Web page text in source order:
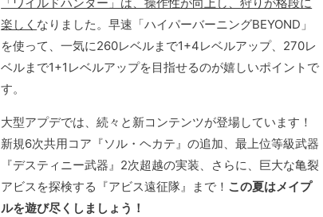
楽しく なりました。早速「ハイパーバーニングBEYOND」
を使って、一気に260レベルまで1+4レベルアップ、270レ
ベルまで1+1レベルアップを目指せるのが嬉しいポイントで
す。
大型アプデでは、続々と新コンテンツが登場しています！
新規6次共用コア『ソル・ヘカテ』の追加、最上位等級武器
『デスティニー武器』2次超越の実装、さらに、巨大な亀裂
アビスを探検する『アビス遠征隊』まで！ この夏はメイプ
ルを遊び尽くしましょう！